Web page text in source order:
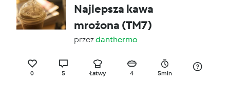
Najlepsza kawa
mrożona (TM7)
przezdanthermo
0 5 Łatwy 4 5min